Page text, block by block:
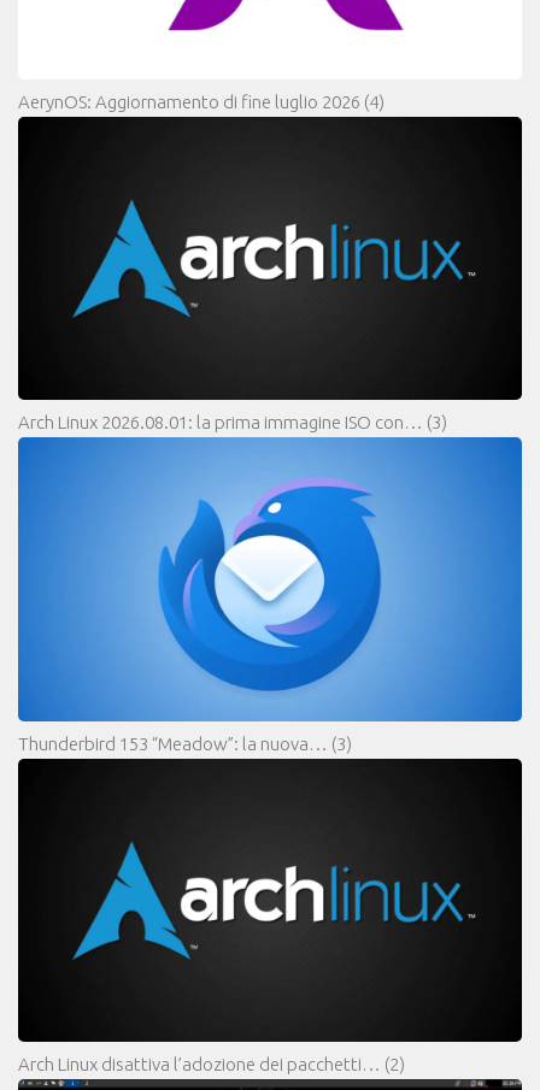
AerynOS: Aggiornamento di fine luglio 2026 (4)
Arch Linux 2026.08.01: la prima immagine ISO con… (3)
Thunderbird 153 “Meadow”: la nuova… (3)
Arch Linux disattiva l’adozione dei pacchetti… (2)